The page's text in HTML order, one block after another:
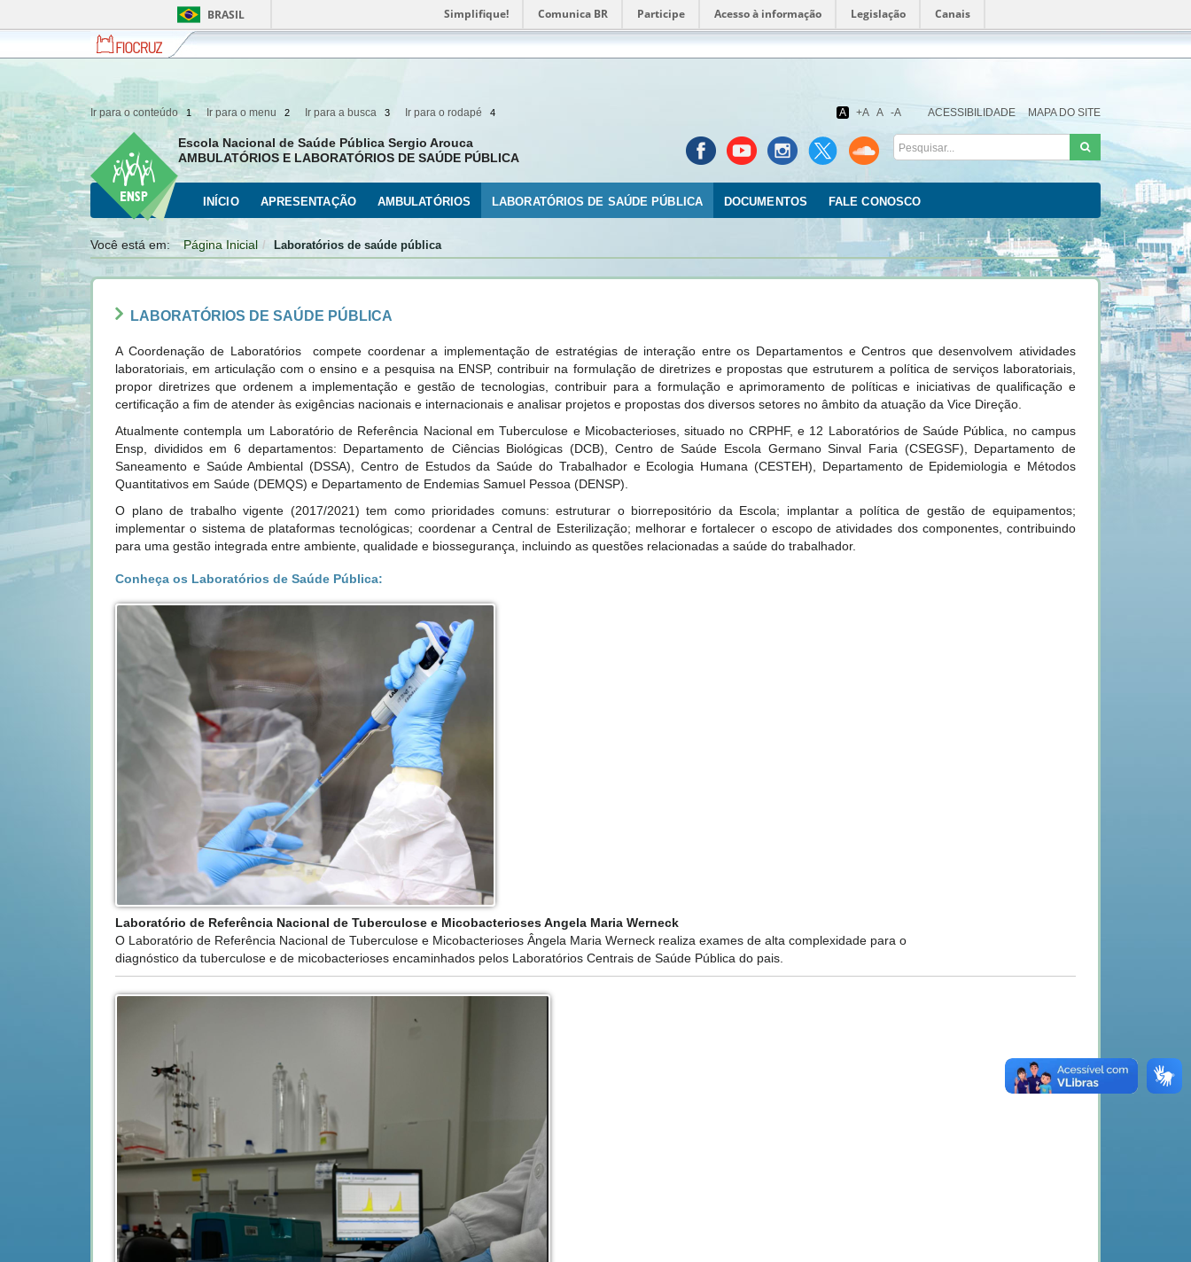
BRASIL Simplifique! Comunica BR Participe Acesso à informação Legislação Canais
Fiocruz
Fale
com
Fundação
Oswaldo
Ir para o conteúdo 1 Ir para o menu 2 Ir para a busca 3 Ir para o rodapé 4 A +A A -A ACESSIBILIDADE MAPA DO SITE
Escola Nacional de Saúde Pública Sergio Arouca
AMBULATÓRIOS E LABORATÓRIOS DE SAÚDE PÚBLICA
INÍCIO APRESENTAÇÃO AMBULATÓRIOS LABORATÓRIOS DE SAÚDE PÚBLICA DOCUMENTOS FALE CONOSCO
Você está em: Página Inicial Laboratórios de saúde pública
LABORATÓRIOS DE SAÚDE PÚBLICA
A Coordenação de Laboratórios compete coordenar a implementação de estratégias de interação entre os Departamentos e Centros que desenvolvem atividades
laboratoriais, em articulação com o ensino e a pesquisa na ENSP, contribuir na formulação de diretrizes e propostas que estruturem a política de serviços laboratoriais,
propor diretrizes que ordenem a implementação e gestão de tecnologias, contribuir para a formulação e aprimoramento de políticas e iniciativas de qualificação e
certificação a fim de atender às exigências nacionais e internacionais e analisar projetos e propostas dos diversos setores no âmbito da atuação da Vice Direção.
Atualmente contempla um Laboratório de Referência Nacional em Tuberculose e Micobacterioses, situado no CRPHF, e 12 Laboratórios de Saúde Pública,
no campus
Ensp, divididos em 6 departamentos: Departamento de Ciências Biológicas (DCB), Centro de Saúde Escola Germano Sinval Faria (CSEGSF), Departamento de
Saneamento e Saúde Ambiental (DSSA), Centro de Estudos da Saúde do Trabalhador e Ecologia Humana (CESTEH), Departamento de Epidemiologia e Métodos
Quantitativos em Saúde (DEMQS) e Departamento de Endemias Samuel Pessoa (DENSP).
O plano de trabalho vigente (2017/2021) tem como prioridades comuns: estruturar o biorrepositório da Escola; implantar a política de gestão de equipamentos;
implementar o sistema de plataformas tecnológicas; coordenar a Central de Esterilização; melhorar e fortalecer o escopo de atividades dos componentes, contribuindo
para uma gestão integrada entre ambiente, qualidade e biossegurança, incluindo as questões relacionadas a saúde do trabalhador.
Conheça os Laboratórios de Saúde Pública:
Laboratório de Referência Nacional de Tuberculose e Micobacterioses Angela Maria Werneck
O Laboratório de Referência Nacional de Tuberculose e Micobacterioses Ângela Maria Werneck realiza exames de alta complexidade para o
diagnóstico da tuberculose e de micobacterioses encaminhados pelos Laboratórios Centrais de Saúde Pública do pais.